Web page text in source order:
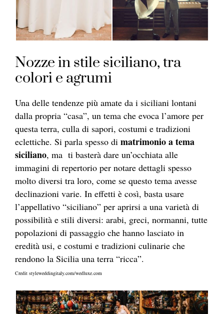
Nozze in stile siciliano, tra
colori e agrumi
Una delle tendenze più amate da i siciliani lontani
dalla propria “casa”, un tema che evoca l’amore per
questa terra, culla di sapori, costumi e tradizioni
eclettiche. Si parla spesso di matrimonio a tema
siciliano, ma ti basterà dare un’occhiata alle
immagini di repertorio per notare dettagli spesso
molto diversi tra loro, come se questo tema avesse
declinazioni varie. In effetti è così, basta usare
l’appellativo “siciliano” per aprirsi a una varietà di
possibilità e stili diversi: arabi, greci, normanni, tutte
popolazioni di passaggio che hanno lasciato in
eredità usi, e costumi e tradizioni culinarie che
rendono la Sicilia una terra “ricca”.
Credit styleweddingitaly.com/wedluxe.com